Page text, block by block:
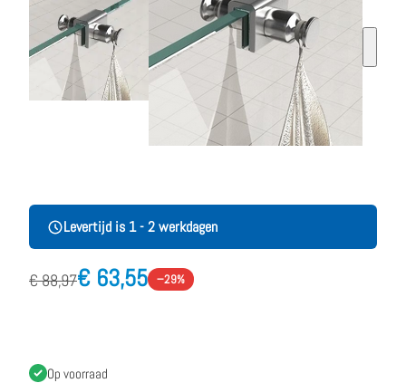
Levertijd is 1 - 2 werkdagen
€ 88,97€ 63,55 −29%
Op voorraad